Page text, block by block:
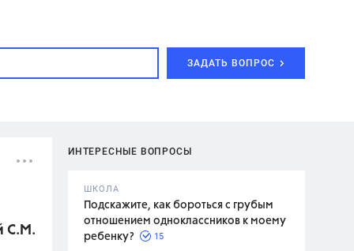
ЗАДАТЬ ВОПРОС
ИНТЕРЕСНЫЕ ВОПРОСЫ
ШКОЛА
Подскажите, как бороться с грубым
отношением одноклассников к моему
ребенку?
15
С.М.